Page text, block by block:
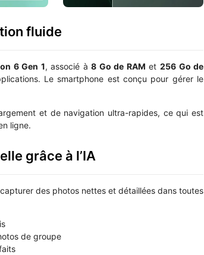
fluide
6 Gen 1, associé à8 Go de RAM et 256 Go de
Le smartphone est conçu pour gérer le
et de navigation ultra-rapides, ce qui est
ligne.
grâce à l’IA
des photos nettes et détaillées dans toutes
de groupe